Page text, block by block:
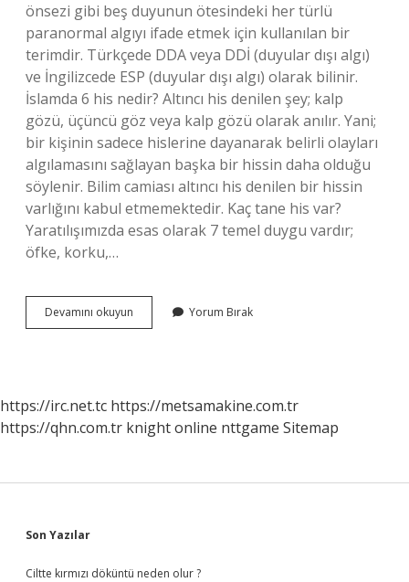
önsezi gibi beş duyunun ötesindeki her türlü
paranormal algıyı ifade etmek için kullanılan bir
terimdir. Türkçede DDA veya DDİ (duyular dışı algı)
ve İngilizcede ESP (duyular dışı algı) olarak bilinir.
İslamda 6 his nedir? Altıncı his denilen şey; kalp
gözü, üçüncü göz veya kalp gözü olarak anılır. Yani;
bir kişinin sadece hislerine dayanarak belirli olayları
algılamasını sağlayan başka bir hissin daha olduğu
söylenir. Bilim camiası altıncı his denilen bir hissin
varlığını kabul etmemektedir. Kaç tane his var?
Yaratılışımızda esas olarak 7 temel duygu vardır;
öfke, korku,…
Devamını okuyun
His
Yorum Bırak
https://irc.net.tc https://metsamakine.com.tr
https://qhn.com.tr knight online nttgame Sitemap
Sidebar
Son Yazılar
Ciltte kırmızı döküntü neden olur ?